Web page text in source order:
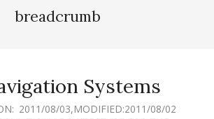
breadcrumb
Systems
2011/08/03,MODIFIED:2011/08/02